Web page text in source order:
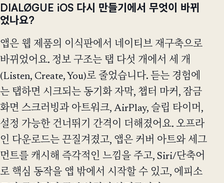
DIALØGUE iOS 다시 만들기에서 무엇이 바뀌
었나요?
앱은 웹 제품의 이식판에서 네이티브 재구축으로
바뀌었어요. 정보 구조는 탭 다섯 개에서 세 개
(Listen, Create, You)로 줄었습니다. 듣는 경험에
는 탭하면 시크되는 동기화 자막, 챕터 마커, 잠금
화면 스크러빙과 아트워크, AirPlay, 슬립 타이머,
설정 가능한 건너뛰기 간격이 더해졌어요. 오프라
인 다운로드는 끈질겨졌고, 앱은 커버 아트와 세그
먼트를 캐시해 즉각적인 느낌을 주고, Siri/단축어
로 핵심 동작을 앱 밖에서 시작할 수 있고, 에피소